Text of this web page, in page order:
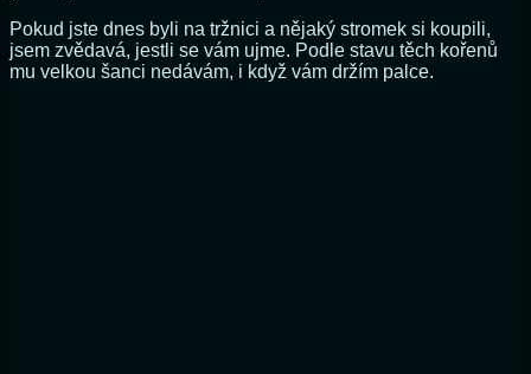
Pokud jste dnes byli na tržnici a nějaký stromek si koupili,
jsem zvědavá, jestli se vám ujme. Podle stavu těch kořenů
mu velkou šanci nedávám, i když vám držím palce.